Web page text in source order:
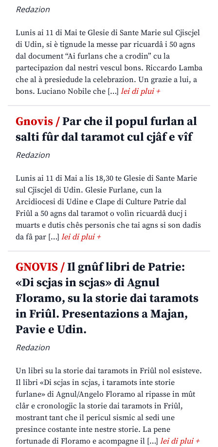
Redazion
Lunis ai 11 di Mai te Glesie di Sante Marie sul Cjiscjel
di Udin, si è tignude la messe par ricuardâ i 50 agns
dal document “Ai furlans che a crodin” cu la
partecipazion dal nestri vescul bons. Riccardo Lamba
che al à presiedude la celebrazion. Un grazie a lui, a
bons. Luciano Nobile che […] lei di plui +
Gnovis /Par che il popul furlan al
salti fûr dal taramot cul cjâf e vîf
Redazion
Lunis ai 11 di Mai a lis 18,30 te Glesie di Sante Marie
sul Cjiscjel di Udin. Glesie Furlane, cun la
Arcidiocesi di Udine e Clape di Culture Patrie dal
Friûl a 50 agns dal taramot o volìn ricuardâ ducj i
muarts e dutis chês personis che tai agns si son dadis
da fâ par […] lei di plui +
GNOVIS /Il gnûf libri de Patrie:
«Di scjas in scjas» di Agnul
Floramo, su la storie dai taramots
in Friûl. Presentazions a Majan,
Pavie e Udin.
Redazion
Un libri su la storie dai taramots in Friûl nol esisteve.
Il libri «Di scjas in scjas, i taramots inte storie
furlane» di Agnul/Angelo Floramo al ripasse in mût
clâr e cronologjic la storie dai taramots in Friûl,
mostrant tant che il pericul sismic al sedi une
presince costante inte nestre storie. La pene
fortunade di Floramo e acompagne il […] lei di plui +